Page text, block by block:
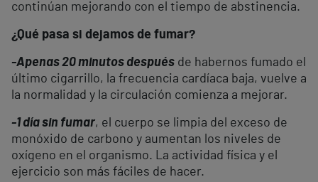
continúan mejorando con el tiempo de abstinencia.
¿Qué pasa si dejamos de fumar?
-Apenas 20 minutos después de habernos fumado el
último cigarrillo, la frecuencia cardíaca baja, vuelve a
la normalidad y la circulación comienza a mejorar.
-1 día sin fumar, el cuerpo se limpia del exceso de
monóxido de carbono y aumentan los niveles de
oxígeno en el organismo. La actividad física y el
ejercicio son más fáciles de hacer.